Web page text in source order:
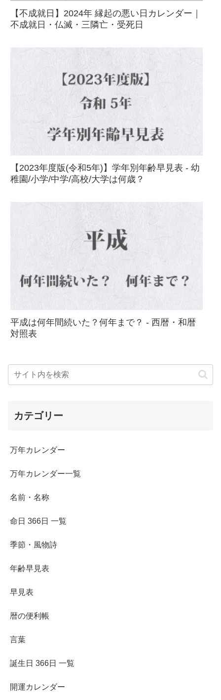
【不成就日】2024年 縁起の悪い日カレンダー｜
不成就日・仏滅・三隣亡・受死日
【2023年度版(令和5年)】学年別年齢早見表 - 幼
稚園/小学/中学/高校/大学は何歳？
平成は何年間続いた？何年まで？ - 西暦・和暦
対照表
カテゴリー
万年カレンダー
万年カレンダー一覧
名前・名称
命日 366日 一覧
季節・風物詩
年齢早見表
早見表
暦の便利帳
言葉
誕生日 366日 一覧
開運カレンダー